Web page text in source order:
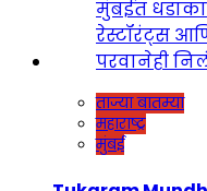
ताज्या बातम्या
महाराष्ट्र
मुंबई